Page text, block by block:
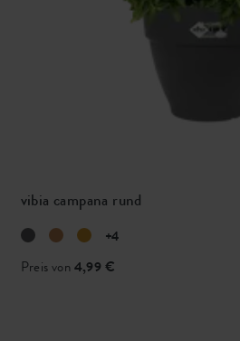
vibia campana rund
+4
Preis von 4,99 €